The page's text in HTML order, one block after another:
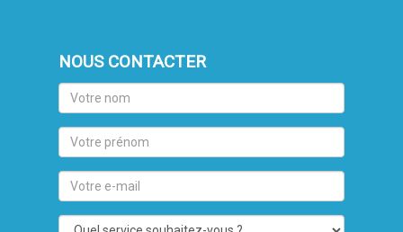
NOUS CONTACTER
Votre
nom
Votre
prénom
Votre
e-
mail
Quel